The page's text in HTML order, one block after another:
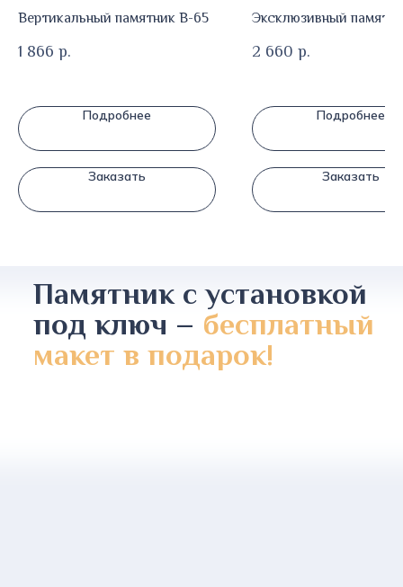
Вертикальный памятник В-65
1 866 р.
Подробнее
Заказать
Эксклюзивный
2 660 р.
Подробнее
Заказать
Памятник с установкой
под ключ – бесплатный
макет в подарок!